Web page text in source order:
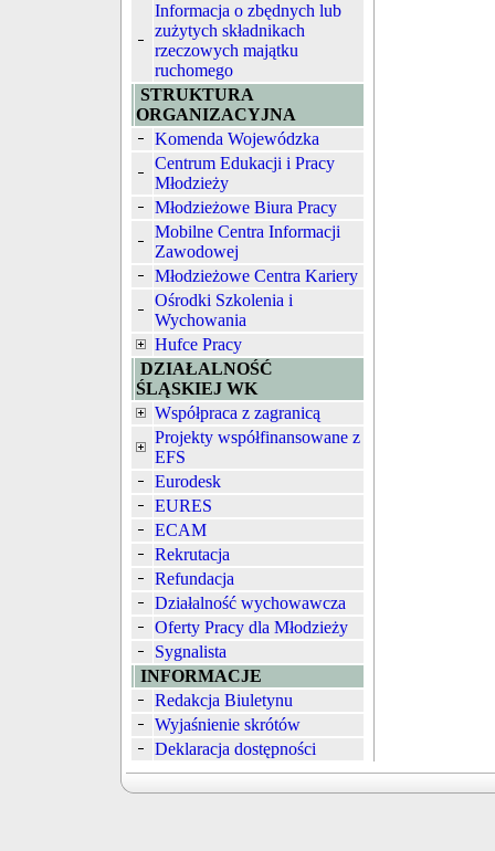
Informacja o zbędnych lub
zużytych składnikach
rzeczowych majątku
ruchomego
STRUKTURA
ORGANIZACYJNA
Komenda Wojewódzka
Centrum Edukacji i Pracy
Młodzieży
Młodzieżowe Biura Pracy
Mobilne Centra Informacji
Zawodowej
Młodzieżowe Centra Kariery
Ośrodki Szkolenia i
Wychowania
Hufce Pracy
DZIAŁALNOŚĆ
ŚLĄSKIEJ WK
Współpraca z zagranicą
Projekty współfinansowane z
EFS
Eurodesk
EURES
ECAM
Rekrutacja
Refundacja
Działalność wychowawcza
Oferty Pracy dla Młodzieży
Sygnalista
INFORMACJE
Redakcja Biuletynu
Wyjaśnienie skrótów
Deklaracja dostępności